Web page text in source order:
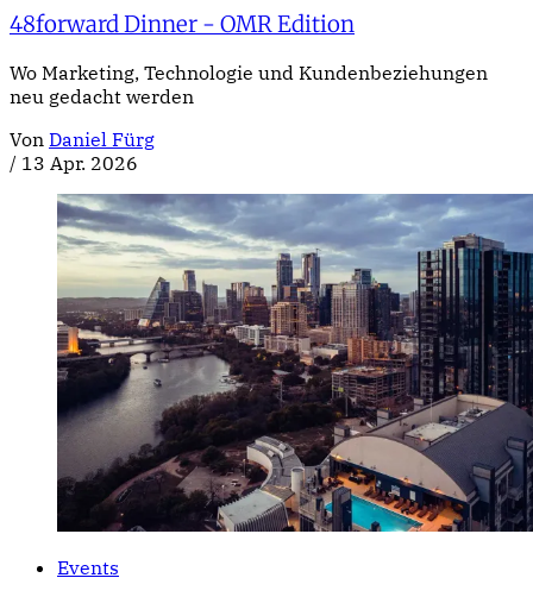
48forward Dinner - OMR Edition
Wo Marketing, Technologie und Kundenbeziehungen
neu gedacht werden
Von Daniel Fürg
/ 13 Apr. 2026
Events